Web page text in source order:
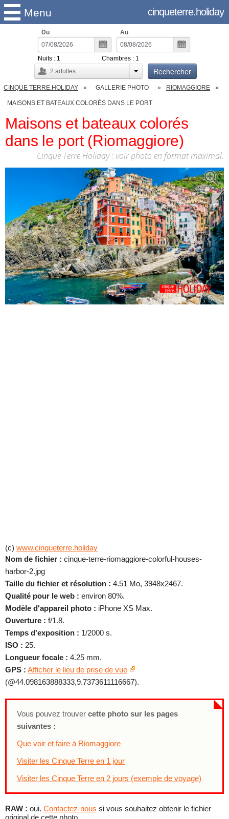
Menu cinqueterre.holiday
Du Au
2 adultes
Nuits : 1 Chambres : 1
Rechercher
CINQUE TERRE.HOLIDAY GALLERIE PHOTO RIOMAGGIORE
MAISONS ET BATEAUX COLORÉS DANS LE PORT
Maisons et bateaux colorés
dans le port (Riomaggiore)
Cinque Terre Holiday : voir photo en format maximal.
(c) www.cinqueterre.holiday
Nom de fichier : cinque-terre-riomaggiore-colorful-houses-
harbor-2.jpg
Taille du fichier et résolution : 4.51 Mo, 3948x2467.
Qualité pour le web : environ 80%.
Modèle d'appareil photo : iPhone XS Max.
Ouverture : f/1.8.
Temps d'exposition : 1/2000 s.
ISO : 25.
Longueur focale : 4.25 mm.
GPS : Afficher le lieu de prise de vue
(@44.098163888333,9.7373611116667).
Vous pouvez trouver cette photo sur les pages
suivantes :
Que voir et faire à Riomaggiore
Visiter les Cinque Terre en 1 jour
Visiter les Cinque Terre en 2 jours (exemple de voyage)
RAW : oui. Contactez-nous si vous souhaitez obtenir le fichier